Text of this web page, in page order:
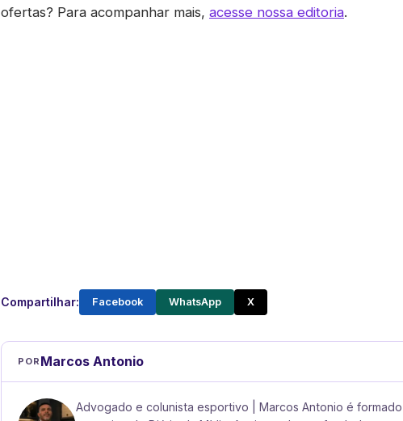
ofertas? Para acompanhar mais, acesse nossa editoria.
Compartilhar: Facebook WhatsApp X
POR Marcos Antonio
Advogado e colunista esportivo | Marcos Antonio é